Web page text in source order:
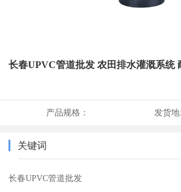
长春UPVC管道批发 农田排水灌溉系统
产品规格： 发货地:
关键词
长春UPVC管道批发